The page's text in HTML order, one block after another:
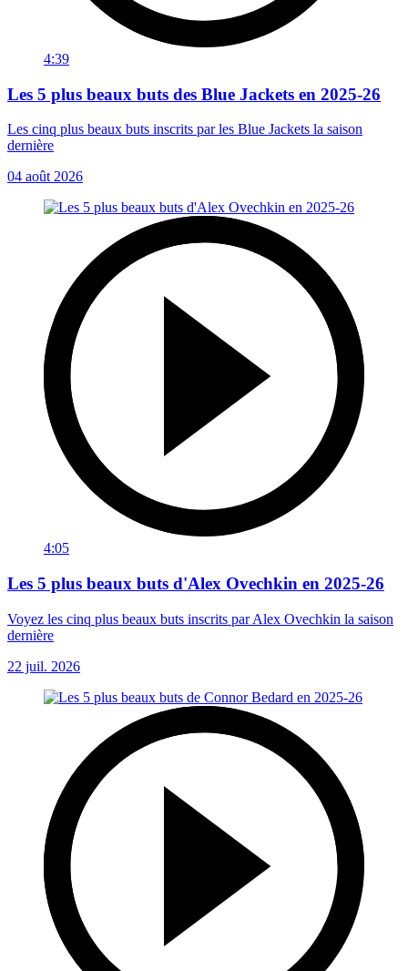
4:39
Les 5 plus beaux buts des Blue Jackets en 2025-26
Les cinq plus beaux buts inscrits par les Blue Jackets la saison
dernière
04 août 2026
4:05
Les 5 plus beaux buts d'Alex Ovechkin en 2025-26
Voyez les cinq plus beaux buts inscrits par Alex Ovechkin la saison
dernière
22 juil. 2026